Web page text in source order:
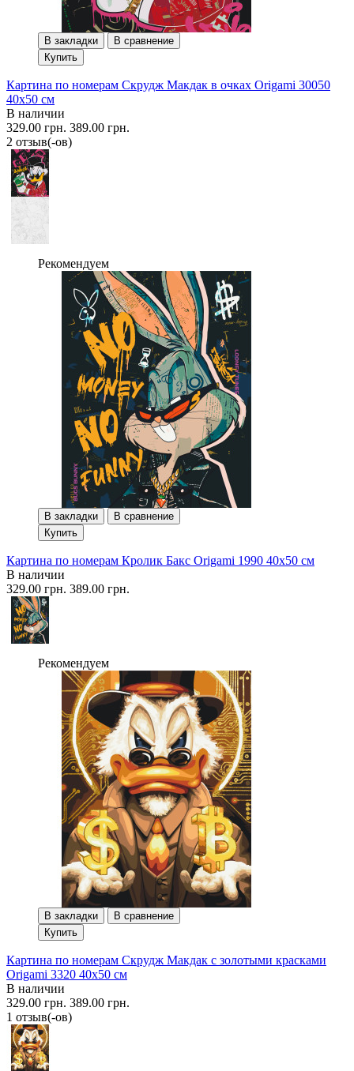
В закладки
В сравнение
Купить
Картина по номерам Скрудж Макдак в очках Origami 30050
40x50 см
В наличии
329.00 грн. 389.00 грн.
2 отзыв(-ов)
Рекомендуем
В закладки
В сравнение
Купить
Картина по номерам Кролик Бакс Origami 1990 40x50 см
В наличии
329.00 грн. 389.00 грн.
Рекомендуем
В закладки
В сравнение
Купить
Картина по номерам Скрудж Макдак с золотыми красками
Origami 3320 40x50 см
В наличии
329.00 грн. 389.00 грн.
1 отзыв(-ов)